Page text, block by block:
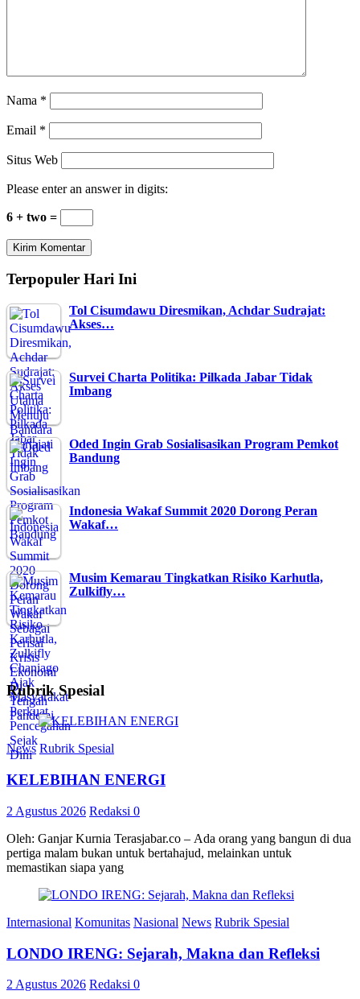
Nama *
Email *
Situs Web
Please enter an answer in digits:
6 + two =
Terpopuler Hari Ini
Tol Cisumdawu Diresmikan, Achdar Sudrajat:
Akses…
Survei Charta Politika: Pilkada Jabar Tidak
Imbang
Oded Ingin Grab Sosialisasikan Program Pemkot
Bandung
Indonesia Wakaf Summit 2020 Dorong Peran
Wakaf…
Musim Kemarau Tingkatkan Risiko Karhutla,
Zulkifly…
Rubrik Spesial
News Rubrik Spesial
KELEBIHAN ENERGI
2 Agustus 2026 Redaksi 0
Oleh: Ganjar Kurnia Terasjabar.co – Ada orang yang bangun di dua
pertiga malam bukan untuk bertahajud, melainkan untuk
memastikan siapa yang
Internasional Komunitas Nasional News Rubrik Spesial
LONDO IRENG: Sejarah, Makna dan Refleksi
2 Agustus 2026 Redaksi 0